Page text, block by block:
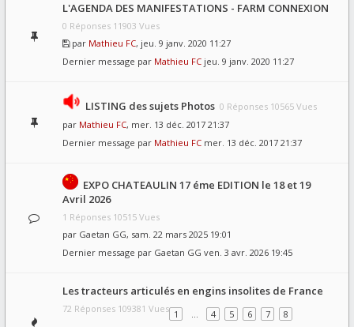
L'AGENDA DES MANIFESTATIONS - FARM CONNEXION
0 Réponses 11903 Vues
par Mathieu FC, jeu. 9 janv. 2020 11:27
Dernier message par Mathieu FC jeu. 9 janv. 2020 11:27
LISTING des sujets Photos 0 Réponses 10565 Vues
par Mathieu FC, mer. 13 déc. 2017 21:37
Dernier message par Mathieu FC mer. 13 déc. 2017 21:37
EXPO CHATEAULIN 17 éme EDITION le 18 et 19
Avril 2026
1 Réponses 10515 Vues
par Gaetan GG, sam. 22 mars 2025 19:01
Dernier message par Gaetan GG ven. 3 avr. 2026 19:45
Les tracteurs articulés en engins insolites de France
72 Réponses 109381 Vues 1 … 4 5 6 7
8